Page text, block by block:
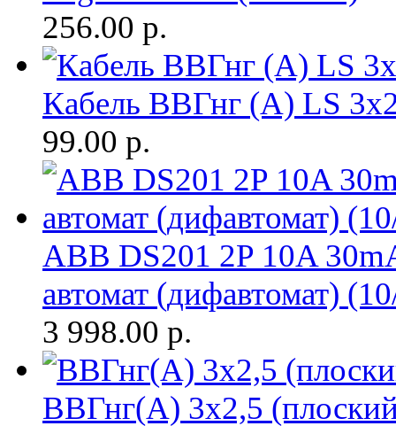
256.00 р.
Кабель ВВГнг (A) LS
99.00 р.
ABB DS201 2P 10A
автомат (дифавтомат)
3 998.00 р.
ВВГнг(A) 3х2,5